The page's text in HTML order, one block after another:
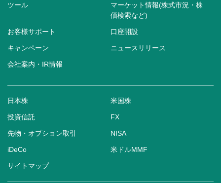
ツール
マーケット情報(株式市況・株
価検索など)
お客様サポート 口座開設
キャンペーン ニュースリリース
会社案内・IR情報
日本株 米国株
投資信託 FX
先物・オプション取引 NISA
iDeCo 米ドルMMF
サイトマップ